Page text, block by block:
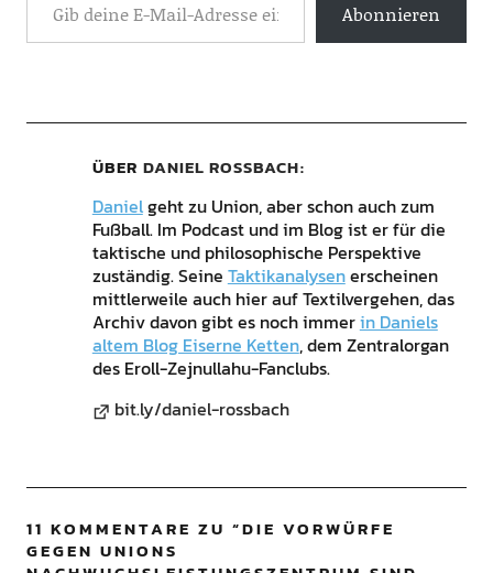
Abonnieren
ÜBER DANIEL ROSSBACH
Danielgeht zu Union, aber schon auch zum
Fußball. Im Podcast und im Blog ist er für die
taktische und philosophische Perspektive
zuständig. Seine Taktikanalysenerscheinen
mittlerweile auch hier auf Textilvergehen, das
Archiv davon gibt es noch immerin Daniels
altem Blog Eiserne Ketten, dem Zentralorgan
des Eroll-Zejnullahu-Fanclubs.
bit.ly/daniel-rossbach
11 KOMMENTARE ZU “DIE VORWÜRFE
GEGEN UNIONS